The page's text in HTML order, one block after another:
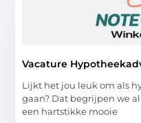
Vacature
Lijkt het jou leuk om als
gaan? Dat begrijpen we
een hartstikke mooie